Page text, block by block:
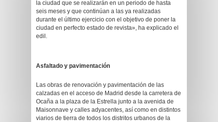
la ciudad que se realizarán en un periodo de hasta
seis meses y que continúan a las ya realizadas
durante el último ejercicio con el objetivo de poner la
ciudad en perfecto estado de revista», ha explicado el
edil.
Asfaltado y pavimentación
Las obras de renovación y pavimentación de las
calzadas en el acceso de Madrid desde la carretera de
Ocaña a la plaza de la Estrella junto a la avenida de
Maisonnave y calles adyacentes, así como en distintos
viarios de tierra de todos los distritos urbanos de la